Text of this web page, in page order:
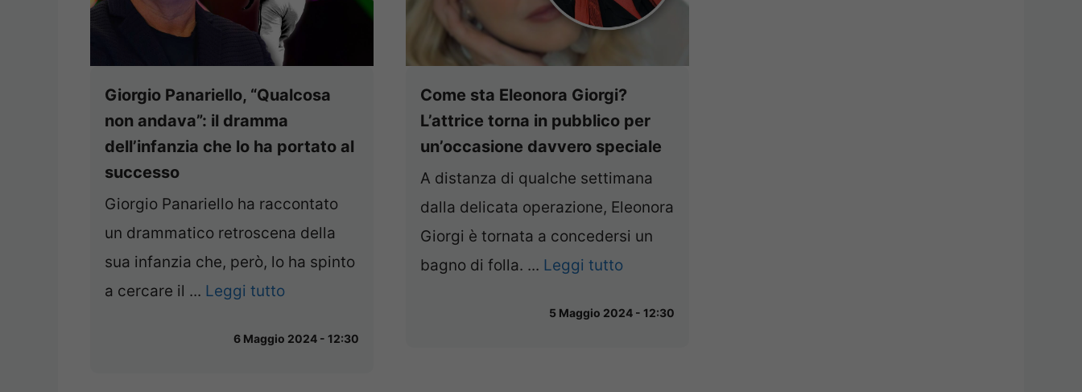
Giorgio Panariello, “Qualcosa
non andava”: il dramma
dell’infanzia che lo ha portato al
successo
Giorgio Panariello ha raccontato
un drammatico retroscena della
sua infanzia che, però, lo ha spinto
a cercare il ... Leggi tutto
6 Maggio 2024 - 12:30
Come sta Eleonora Giorgi?
L’attrice torna in pubblico per
un’occasione davvero speciale
A distanza di qualche settimana
dalla delicata operazione, Eleonora
Giorgi è tornata a concedersi un
bagno di folla. ... Leggi tutto
5 Maggio 2024 - 12:30